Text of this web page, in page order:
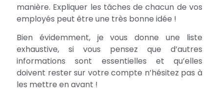
manière. Expliquer les tâches de chacun de vos
employés peut être une très bonne idée !
Bien évidemment, je vous donne une liste
exhaustive, si vous pensez que d’autres
informations sont essentielles et qu’elles
doivent rester sur votre compte n’hésitez pas à
les mettre en avant !